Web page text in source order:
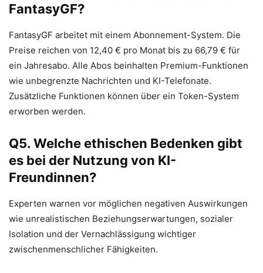
FantasyGF?
FantasyGF arbeitet mit einem Abonnement-System. Die
Preise reichen von 12,40 € pro Monat bis zu 66,79 € für
ein Jahresabo. Alle Abos beinhalten Premium-Funktionen
wie unbegrenzte Nachrichten und KI-Telefonate.
Zusätzliche Funktionen können über ein Token-System
erworben werden.
Q5. Welche ethischen Bedenken gibt
es bei der Nutzung von KI-
Freundinnen?
Experten warnen vor möglichen negativen Auswirkungen
wie unrealistischen Beziehungserwartungen, sozialer
Isolation und der Vernachlässigung wichtiger
zwischenmenschlicher Fähigkeiten.